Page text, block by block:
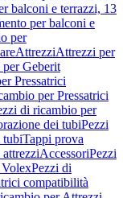
balconi e terrazzi, 13
per balconi e
per
AttrezziAttrezzi per
Geberit
Pressatrici
per Pressatrici
di ricambio per
dei tubiPezzi
tubiTappi prova
AccessoriPezzi
Pezzi di
compatibilità